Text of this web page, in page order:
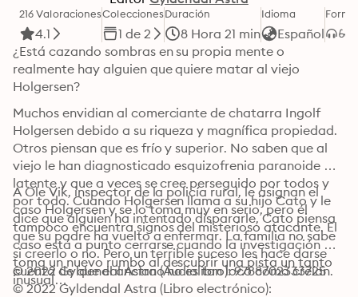
216 Valoraciones
4.1
Colecciones
1 de 2
Duración
8 Hora 21 min
Idioma
Español
¿Está cazando sombras en su propia mente o
realmente hay alguien que quiere matar al viejo
Holgersen?
Muchos envidian al comerciante de chatarra Ingolf
Holgersen debido a su riqueza y magnífica propiedad.
Otros piensan que es frío y superior. No saben que al
viejo le han diagnosticado esquizofrenia paranoide
latente y que a veces se cree perseguido por todos y
por todo. Cuando Holgersen llama a su hijo Cato y le
dice que alguien ha intentado dispararle, Cato piensa
que su padre ha vuelto a enfermar. La familia no sabe
si creerlo o no. Pero un terrible suceso les hace darse
A Ole Vik, inspector de la policía rural, le asignan el
caso Holgersen y se lo toma muy en serio, pero él
tampoco encuentra signos del misterioso atacante. El
caso está a punto cerrarse cuando la investigación
toma un nuevo rumbo al descubrir una pista un tanto
inusual…
© 2022 Gyldendal Astra (Audiolibro): 9788702333725
© 2022 Gyldendal Astra (Libro electrónico):